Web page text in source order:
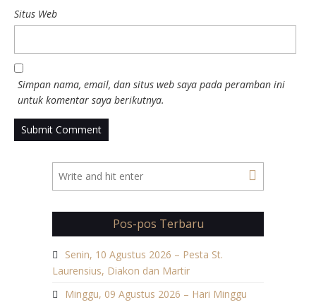
Situs Web
Simpan nama, email, dan situs web saya pada peramban ini
untuk komentar saya berikutnya.
Pos-pos Terbaru
Senin, 10 Agustus 2026 – Pesta St.
Laurensius, Diakon dan Martir
Minggu, 09 Agustus 2026 – Hari Minggu